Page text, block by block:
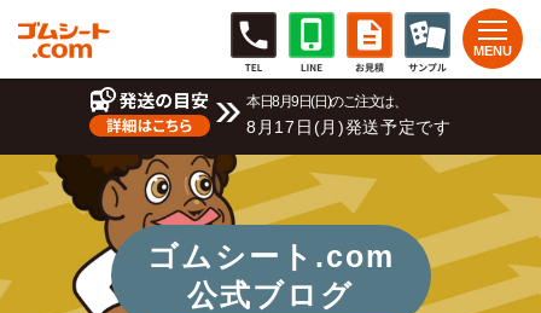
本日8月9日(日)のご注文は、
8月17日(月)発送予定です
ゴムシート.com
公式ブログ